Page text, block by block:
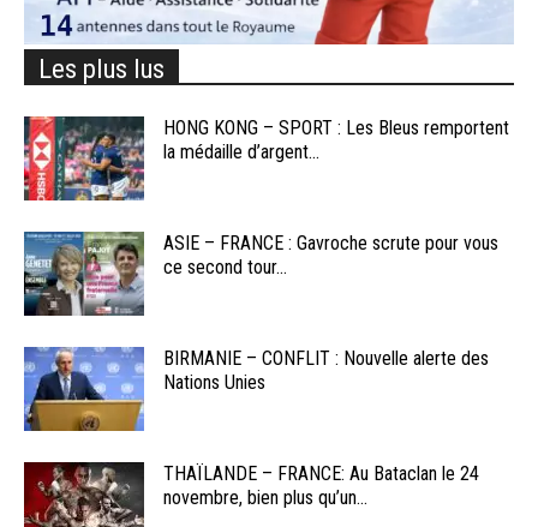
Les plus lus
HONG KONG – SPORT : Les Bleus remportent
la médaille d’argent...
ASIE – FRANCE : Gavroche scrute pour vous
ce second tour...
BIRMANIE – CONFLIT : Nouvelle alerte des
Nations Unies
THAÏLANDE – FRANCE: Au Bataclan le 24
novembre, bien plus qu’un...